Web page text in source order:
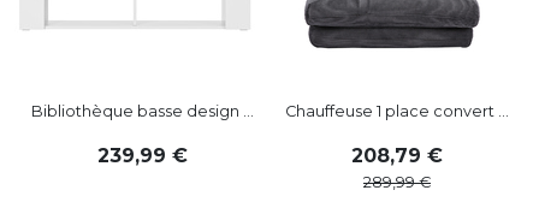
Bibliothèque basse design ...
239,99
Chauffeuse 1 place convert ...
208,79
289,99